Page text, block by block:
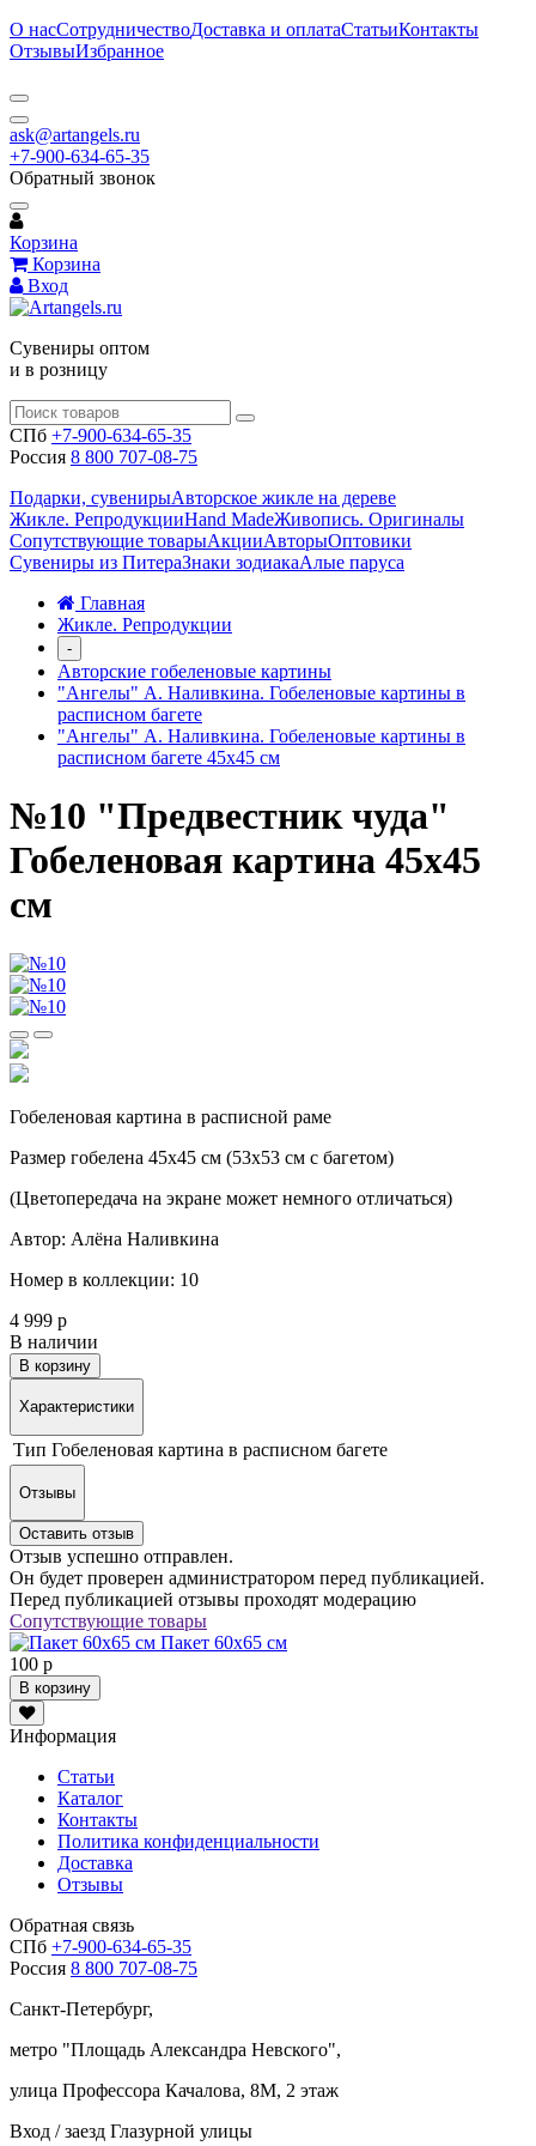
О насСотрудничествоДоставка и оплатаСтатьиКонтакты
ОтзывыИзбранное
ask@artangels.ru
+7-900-634-65-35
Обратный звонок
Корзина
Корзина
Вход
Сувениры оптом
и в розницу
СПб +7-900-634-65-35
Россия 8 800 707-08-75
Подарки, сувенирыАвторское жикле на дереве
Жикле. РепродукцииHand MadeЖивопись. Оригиналы
Сопутствующие товарыАкцииАвторыОптовики
Сувениры из ПитераЗнаки зодиакаАлые паруса
Главная
Жикле. Репродукции
-
Авторские гобеленовые картины
"Ангелы" А. Наливкина. Гобеленовые картины в
расписном багете
"Ангелы" А. Наливкина. Гобеленовые картины в
расписном багете 45х45 см
№10 "Предвестник чуда"
Гобеленовая картина 45х45
см
Гобеленовая картина в расписной раме
Размер гобелена 45х45 см (53х53 см с багетом)
(Цветопередача на экране может немного отличаться)
Автор: Алёна Наливкина
Номер в коллекции: 10
4 999 р
В наличии
В корзину
Характеристики
Тип Гобеленовая картина в расписном багете
Отзывы
Оставить отзыв
Отзыв успешно отправлен.
Он будет проверен администратором перед публикацией.
Перед публикацией отзывы проходят модерацию
Сопутствующие товары
Пакет 60х65 см
100 р
В корзину
Информация
Статьи
Каталог
Контакты
Политика конфиденциальности
Доставка
Отзывы
Обратная связь
СПб +7-900-634-65-35
Россия 8 800 707-08-75
Санкт-Петербург,
метро "Площадь Александра Невского",
улица Профессора Качалова, 8М, 2 этаж
Вход / заезд Глазурной улицы